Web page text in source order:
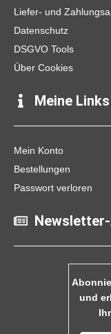
Liefer- und
Datenschutz
DSGVO Tools
Über Cookies
Meine Links
Mein Konto
Bestellungen
Passwort verloren
und